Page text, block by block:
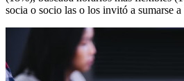
socia o socio las o los invitó a sumarse